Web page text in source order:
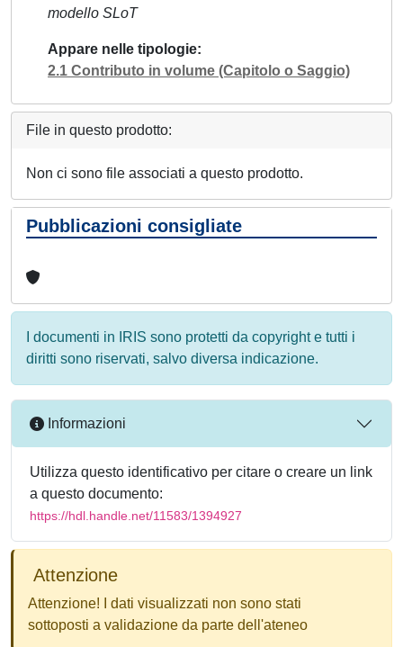
modello SLoT
Appare nelle tipologie
2.1 Contributo in volume (Capitolo o Saggio)
File in questo prodotto:
Non ci sono file associati a questo prodotto.
Pubblicazioni consigliate
I documenti in IRIS sono protetti da copyright e tutti i
diritti sono riservati, salvo diversa indicazione.
Informazioni
Utilizza questo identificativo per citare o creare un link
a questo documento:
https://hdl.handle.net/11583/1394927
Attenzione
Attenzione! I dati visualizzati non sono stati
sottoposti a validazione da parte dell'ateneo